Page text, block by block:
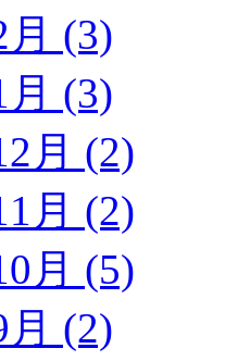
月 (3)
月 (3)
月 (2)
月 (2)
月 (5)
月 (2)